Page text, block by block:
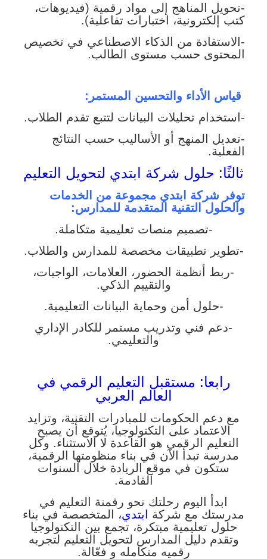
-تحويل المناهج إلى مواد رقمية (فيديوهات،
كتب إلكترونية، اختبارات تفاعلية).
-الاستفادة من الذكاء الاصطناعي في تخصيص
المحتوى حسب مستوى الطالب.
قياس الأداء والتحسين المستمر:
-استخدام تحليلات البيانات لتتبع تقدم الطلاب.
-تعديل المنهج أو الأساليب حسب النتائج
الفعلية.
ثالثًا: حلول شركة ابتدي لتحويل التعليم
توفر شركة ابتدي مجموعة من الخدمات
والحلول التقنية المتقدمة للمدارس:
-تصميم منصات تعليمية متكاملة.
-تطوير تطبيقات مخصصة للمدارس والطلاب.
-ربط أنظمة الحضور، العلامات، الواجبات،
والتقييم الذكي.
-حلول أمن وحماية البيانات التعليمية.
-دعم فني وتدريب مستمر للكادر الإداري
والتعليمي.
رابعا: مستقبل التعليم الرقمي في
العالم العربي
مع دعم الحكومات للمبادرات التقنية، وتزايد
الاعتماد على التكنولوجيا، يُتوقع أن يصبح
التعليم الرقمي هو القاعدة لا الاستثناء. وكل
مدرسة تبدأ الآن في بناء منظومتها الرقمية،
ستكون في موقع الريادة خلال السنوات
القادمة.
ابدأ اليوم رحلتك نحو رقمنة التعليم في
مدرستك مع شركة ابتدي، المتخصصة في بناء
حلول تعليمية مبتكرة، تجمع بين التكنولوجيا
وتقدم دليل المدارس لتحويل التعليم لتجربه
رقميه متكامله و فعّالة.